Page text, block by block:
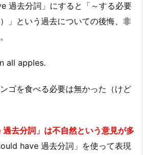
過去分詞」にすると「～する必要
」という過去についての後悔、非
all apples.
ゴを食べる必要は無かった（けど
去分詞」は不自然という意見が多
have 過去分詞」を使って表現